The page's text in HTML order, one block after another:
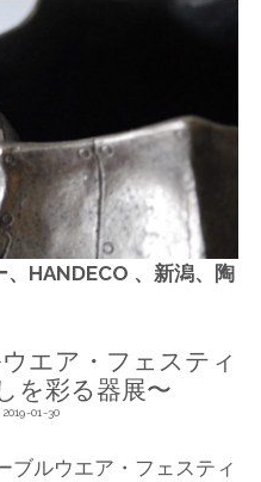
HANDECO 、新潟、陶
エア・フェスティ
を彩る器展〜
01-30
ブルウエア・フェスティ